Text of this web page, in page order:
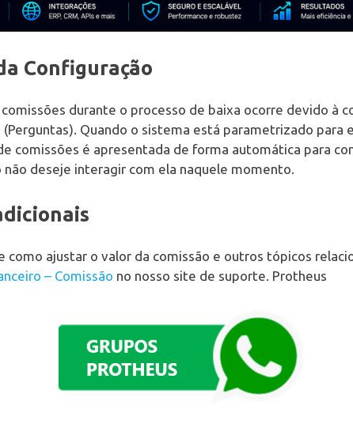
Configuração
durante o processo de baixa ocorre devido à
Quando o sistema está parametrizado para
comissões é apresentada de forma automática para
não deseje interagir com ela naquele momento.
como ajustar o valor da comissão e outros tópicos
– Comissão no nosso site de suporte. Protheus